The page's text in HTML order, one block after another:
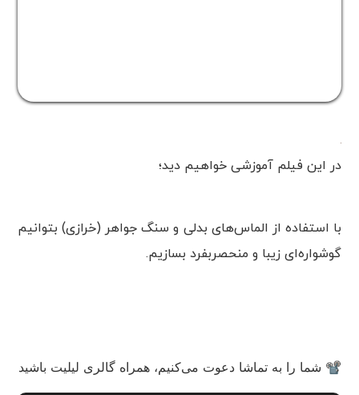
در این فیلم آموزشی خواهیم دید؛
با استفاده از الماس‌های بدلی و سنگ جواهر (خرازی) بتوانیم
گوشواره‌ای زیبا و منحصربفرد بسازیم.
📽 شما را به تماشا دعوت می‌کنیم، همراه گالری لیلیت باشید